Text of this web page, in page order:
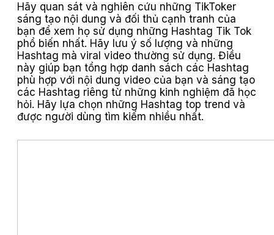
Hãy quan sát và nghiên cứu những TikToker
sáng tạo nội dung và đối thủ cạnh tranh của
bạn để xem họ sử dụng những Hashtag Tik Tok
phổ biến nhất. Hãy lưu ý số lượng và những
Hashtag mà viral video thường sử dụng. Điều
này giúp bạn tổng hợp danh sách các Hashtag
phù hợp với nội dung video của bạn và sáng tạo
các Hashtag riêng từ những kinh nghiệm đã học
hỏi. Hãy lựa chọn những Hashtag top trend và
được người dùng tìm kiếm nhiều nhất.